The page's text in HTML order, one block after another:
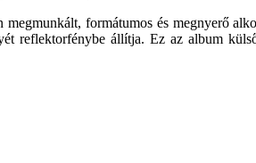
formátumos és megnyerő
reflektorfénybe állítja. Ez az album